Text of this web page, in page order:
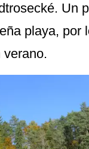
Un
playa, por
verano.